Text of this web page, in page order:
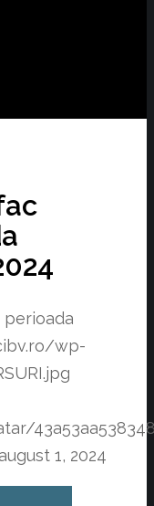
perioada
wp-
august 1, 2024